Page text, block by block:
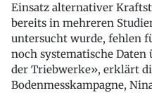
Einsatz alternativer
bereits in mehreren
untersucht wurde, fehlen
noch systematische Daten
der Triebwerke», erklärt
Bodenmesskampagne,